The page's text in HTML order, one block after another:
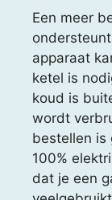
Een meer
apparaat
ketel is
koud is
wordt
bestellen is
100%
dat je een